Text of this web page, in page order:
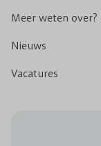
Meer weten over?
Nieuws
Vacatures